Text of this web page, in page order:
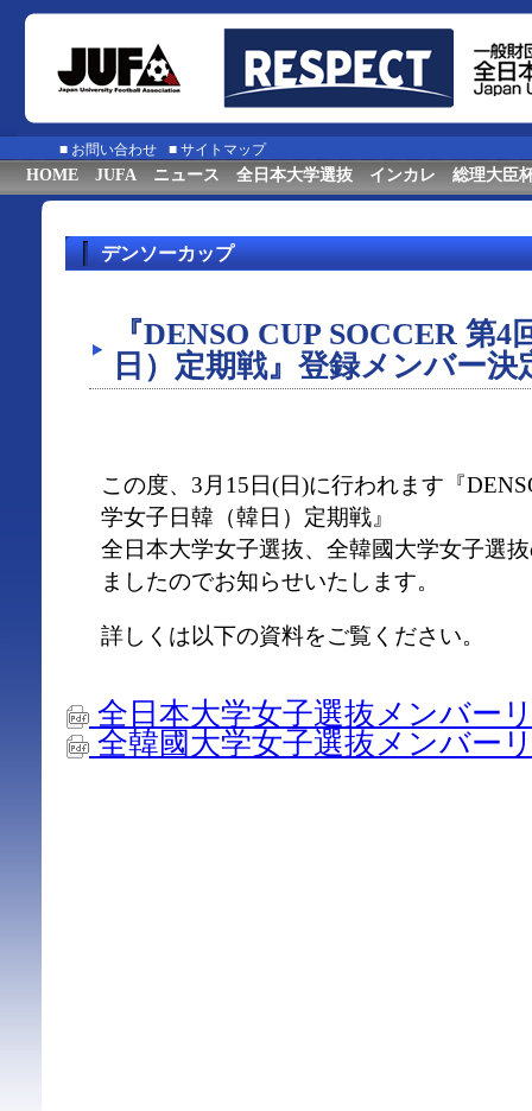
■ お問い合わせ ■ サイトマップ
HOME JUFA ニュース 全日本大学選抜 インカレ 総理大臣
デンソーカップ
『DENSO CUP SOCCER 第
日）定期戦』登録メンバー
この度、3月15日(日)に行われます『
学女子日韓（韓日）定期戦』
全日本大学女子選抜、全韓國大学女子選
ましたのでお知らせいたします。
詳しくは以下の資料をご覧ください。
全日本大学女子選抜メンバー
全韓國大学女子選抜メンバー